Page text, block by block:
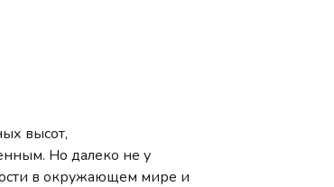
высот,
Но далеко не у
в окружающем мире и